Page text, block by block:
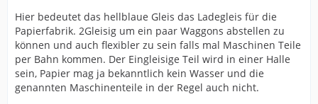
Hier bedeutet das hellblaue Gleis das Ladegleis für die
Papierfabrik. 2Gleisig um ein paar Waggons abstellen zu
können und auch flexibler zu sein falls mal Maschinen Teile
per Bahn kommen. Der Eingleisige Teil wird in einer Halle
sein, Papier mag ja bekanntlich kein Wasser und die
genannten Maschinenteile in der Regel auch nicht.